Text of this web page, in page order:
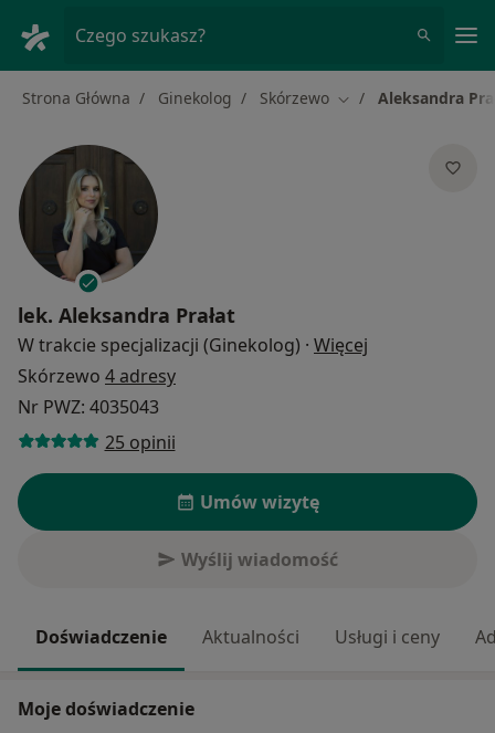
Czego szukasz?
Strona Główna Ginekolog Skórzewo Zmień miasto
Aleksandra
lek. Aleksandra Prałat
W trakcie specjalizacji (Ginekolog) · Więcej
Skórzewo 4 adresy
Nr PWZ: 4035043
25 opinii
Umów wizytę
Wyślij wiadomość
Doświadczenie Aktualności Usługi i ceny
Moje doświadczenie